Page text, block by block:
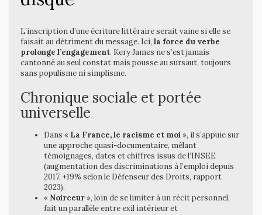
L’inscription d’une écriture littéraire serait vaine si elle se
faisait au détriment du message. Ici, la force du verbe
prolonge l’engagement. Kery James ne s’est jamais
cantonné au seul constat mais pousse au sursaut, toujours
sans populisme ni simplisme.
Chronique sociale et portée
universelle
Dans « La France, le racisme et moi », il s’appuie sur
une approche quasi-documentaire, mêlant
témoignages, dates et chiffres issus de l’INSEE
(augmentation des discriminations à l’emploi depuis
2017, +19% selon le Défenseur des Droits, rapport
2023).
« Noirceur », loin de se limiter à un récit personnel,
fait un parallèle entre exil intérieur et